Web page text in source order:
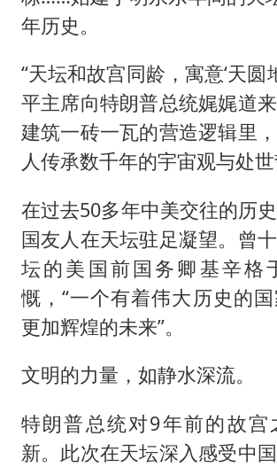
年历史。
“天坛和故宫同龄，寓意‘天圆
平主席向特朗普总统娓娓道
建筑一砖一瓦的营造逻辑里
人传承数千年的宇宙观与处世
在过去50多年中美交往的历
国友人在天坛驻足凝望。曾
坛的美国前国务卿基辛格
慨，“一个有着伟大历史的
更加辉煌的未来”。
文明的力量，如静水深流。
特朗普总统对9年前的故宫
新。此次在天坛深入感受中